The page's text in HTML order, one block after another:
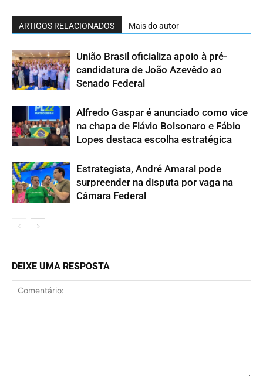
ARTIGOS RELACIONADOS Mais do autor
União Brasil oficializa apoio à pré-
candidatura de João Azevêdo ao
Senado Federal
Alfredo Gaspar é anunciado como vice
na chapa de Flávio Bolsonaro e Fábio
Lopes destaca escolha estratégica
Estrategista, André Amaral pode
surpreender na disputa por vaga na
Câmara Federal
DEIXE UMA RESPOSTA